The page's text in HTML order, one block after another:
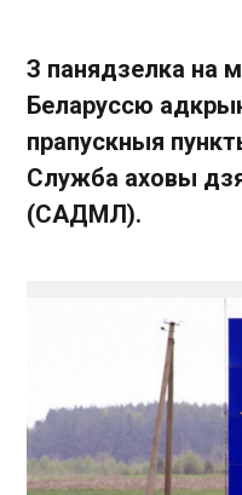
З панядзелка на
Беларуссю
прапускныя
Служба аховы
(САДМЛ).